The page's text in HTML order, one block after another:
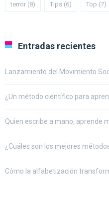
terror (8) Tips (6) Top (7)
Entradas recientes
Lanzamiento del Movimiento
¿Un método científico para
Quien escribe a mano, aprende
¿Cuáles son los mejores
Cómo la alfabetización